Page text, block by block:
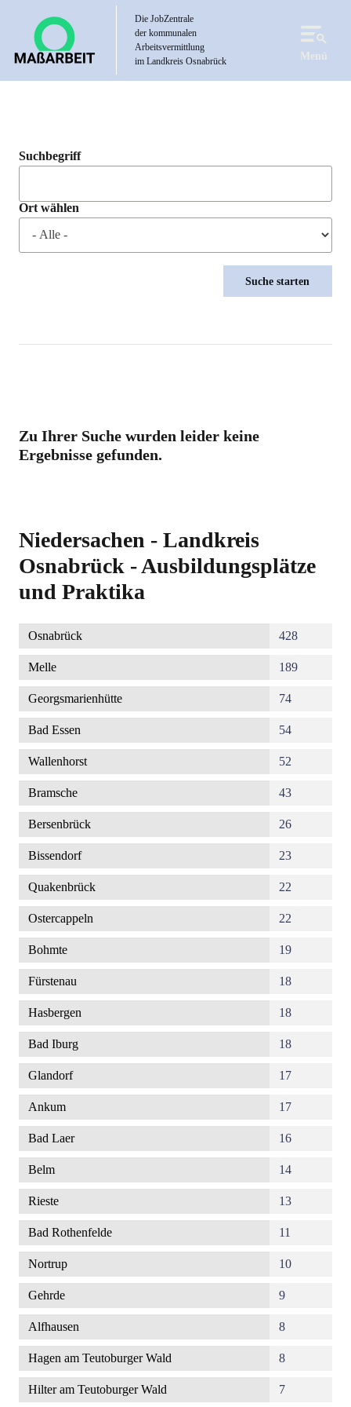
Die JobZentrale
der kommunalen
Arbeitsvermittlung
im Landkreis Osnabrück
Menü
Suchbegriff
Ort wählen
Zu Ihrer Suche wurden leider keine
Ergebnisse gefunden.
Niedersachen - Landkreis
Osnabrück - Ausbildungsplätze
und Praktika
Osnabrück 428
Melle 189
Georgsmarienhütte 74
Bad Essen 54
Wallenhorst 52
Bramsche 43
Bersenbrück 26
Bissendorf 23
Quakenbrück 22
Ostercappeln 22
Bohmte 19
Fürstenau 18
Hasbergen 18
Bad Iburg 18
Glandorf 17
Ankum 17
Bad Laer 16
Belm 14
Rieste 13
Bad Rothenfelde 11
Nortrup 10
Gehrde 9
Alfhausen 8
Hagen am Teutoburger Wald 8
Hilter am Teutoburger Wald 7